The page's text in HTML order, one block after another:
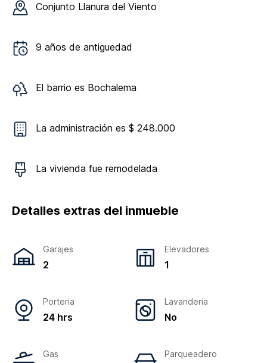
Conjunto Llanura del Viento
9 años de antiguedad
El barrio es Bochalema
La administración es $ 248.000
La vivienda fue remodelada
Detalles extras del inmueble
Garajes
2
Elevadores
1
Porteria
24 hrs
Lavanderia
No
Gas Parqueadero